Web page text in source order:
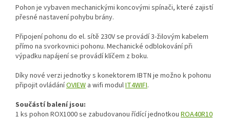
Pohon je vybaven mechanickými koncovými spínači, které zajistí
přesné nastavení pohybu brány.
Připojení pohonu do el. sítě 230V se provádí 3-žilovým kabelem
přímo na svorkovnici pohonu. Mechanické odblokování při
výpadku napájení se provádí klíčem z boku.
Díky nové verzi jednotky s konektorem IBTN je možno k pohonu
připojit ovládáníOVIEW a wifi modulIT4WIFI.
Součástí balení jsou:
1 ks pohon ROX1000 se zabudovanou řídící jednotkou ROA40R10